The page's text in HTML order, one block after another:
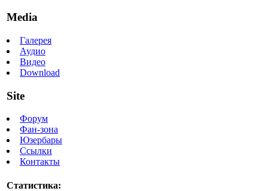
Media
Галерея
Аудио
Видео
Download
Site
Форум
Фан-зона
Юзербары
Ссылки
Контакты
Статистика: